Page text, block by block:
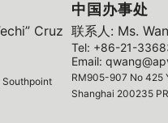
Cruz
中国办事处
联系人: Ms.
Tel: +86-21-
Email:
RM905-907 No 425
Shanghai 200235